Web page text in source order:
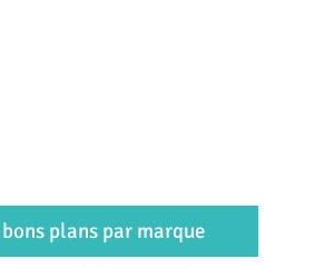
plans par marque